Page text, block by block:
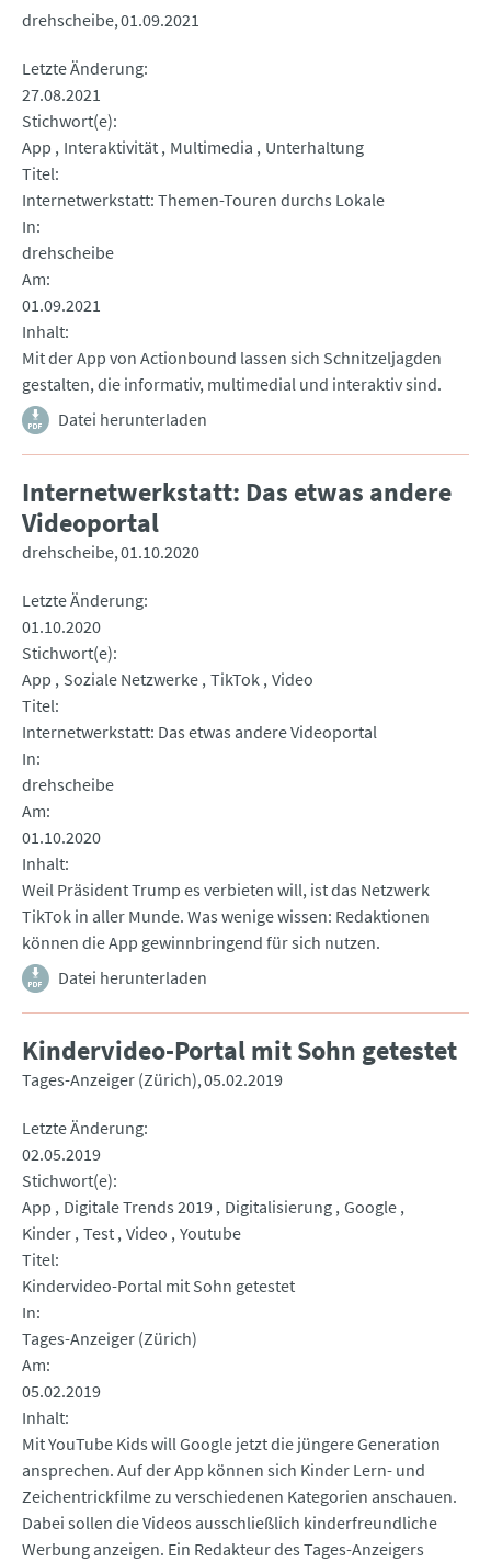
drehscheibe 01.09.2021
Letzte Änderung
27.08.2021
Stichwort(e)
App
Interaktivität Multimedia
Unterhaltung
Titel
Internetwerkstatt: Themen-Touren durchs Lokale
In
drehscheibe
Am
01.09.2021
Inhalt
Mit der App von Actionbound lassen sich Schnitzeljagden
gestalten, die informativ, multimedial und interaktiv sind.
Datei herunterladen
Internetwerkstatt: Das etwas andere
Videoportal
drehscheibe 01.10.2020
Letzte Änderung
01.10.2020
Stichwort(e)
App
Soziale Netzwerke TikTok Video
Titel
Internetwerkstatt: Das etwas andere Videoportal
In
drehscheibe
Am
01.10.2020
Inhalt
Weil Präsident Trump es verbieten will, ist das Netzwerk
TikTok in aller Munde. Was wenige wissen: Redaktionen
können die App gewinnbringend für sich nutzen.
Datei herunterladen
Kindervideo-Portal mit Sohn getestet
Tages-Anzeiger (Zürich) 05.02.2019
Letzte Änderung
02.05.2019
Stichwort(e)
App
Digitale Trends 2019 Digitalisierung Google
Kinder Test Video Youtube
Titel
Kindervideo-Portal mit Sohn getestet
In
Tages-Anzeiger (Zürich)
Am
05.02.2019
Inhalt
Mit YouTube Kids will Google jetzt die jüngere Generation
ansprechen. Auf der App können sich Kinder Lern- und
Zeichentrickfilme zu verschiedenen Kategorien anschauen.
Dabei sollen die Videos ausschließlich kinderfreundliche
Werbung anzeigen. Ein Redakteur des Tages-Anzeigers